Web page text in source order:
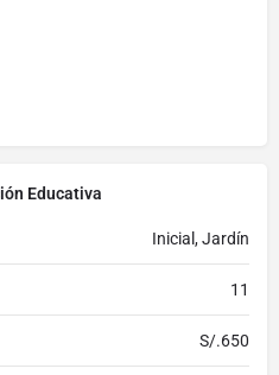
Educativa
Inicial, Jardín
11
S/.650